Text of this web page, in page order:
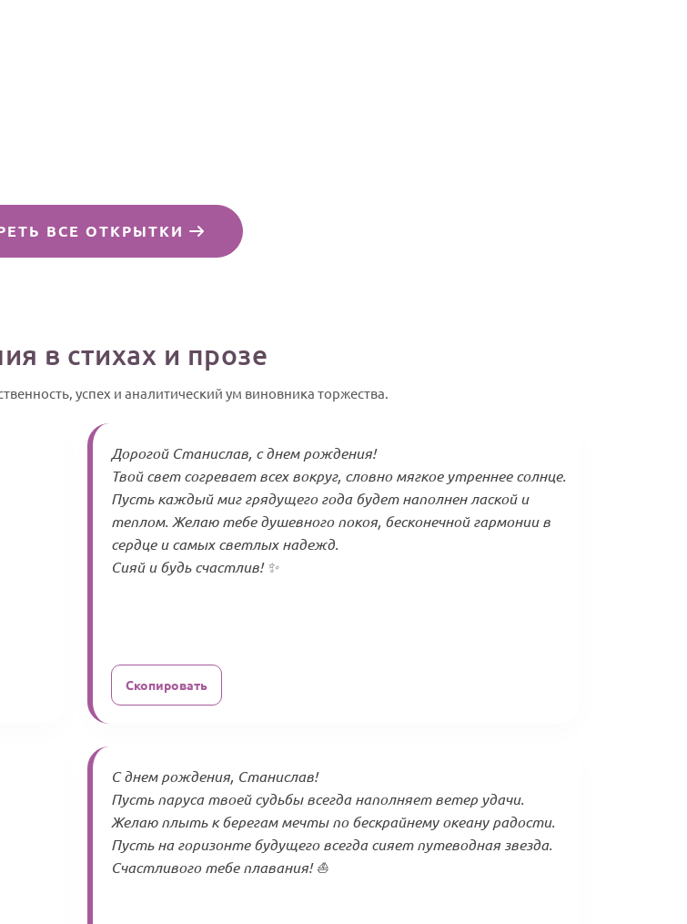
ВСЕ ОТКРЫТКИ
в стихах и прозе
успех и аналитический ум виновника торжества.
Дорогой Станислав, с днем рождения!
Твой свет согревает всех вокруг, словно мягкое утреннее солнце.
Пусть каждый миг грядущего года будет наполнен лаской и
теплом. Желаю тебе душевного покоя, бесконечной гармонии в
сердце и самых светлых надежд.
Сияй и будь счастлив! ✨
Скопировать
С днем рождения, Станислав!
Пусть паруса твоей судьбы всегда наполняет ветер удачи.
Желаю плыть к берегам мечты по бескрайнему океану радости.
Пусть на горизонте будущего всегда сияет путеводная звезда.
Счастливого тебе плавания! ⛵